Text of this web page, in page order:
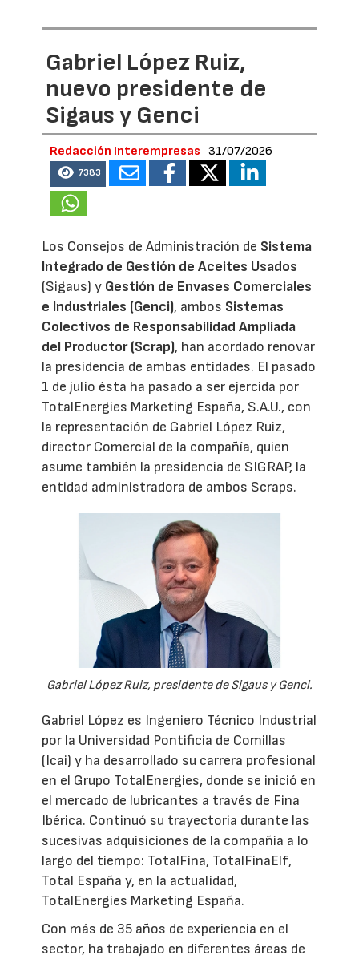
Gabriel López Ruiz,
nuevo presidente de
Sigaus y Genci
Redacción Interempresas 31/07/2026
7383
Los Consejos de Administración de Sistema
Integrado de Gestión de Aceites Usados
(Sigaus) y Gestión de Envases Comerciales
e Industriales (Genci), ambos Sistemas
Colectivos de Responsabilidad Ampliada
del Productor (Scrap), han acordado renovar
la presidencia de ambas entidades. El pasado
1 de julio ésta ha pasado a ser ejercida por
TotalEnergies Marketing España, S.A.U., con
la representación de Gabriel López Ruiz,
director Comercial de la compañía, quien
asume también la presidencia de SIGRAP, la
entidad administradora de ambos Scraps.
Gabriel López Ruiz, presidente de Sigaus y Genci.
Gabriel López es Ingeniero Técnico Industrial
por la Universidad Pontificia de Comillas
(Icai) y ha desarrollado su carrera profesional
en el Grupo TotalEnergies, donde se inició en
el mercado de lubricantes a través de Fina
Ibérica. Continuó su trayectoria durante las
sucesivas adquisiciones de la compañía a lo
largo del tiempo: TotalFina, TotalFinaElf,
Total España y, en la actualidad,
TotalEnergies Marketing España.
Con más de 35 años de experiencia en el
sector, ha trabajado en diferentes áreas de